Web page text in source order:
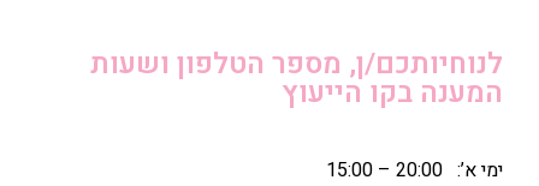
לנוחיותכם/ן, מספר הטלפון ושעות
המענה בקו הייעוץ
ימי א’: 20:00 – 15:00